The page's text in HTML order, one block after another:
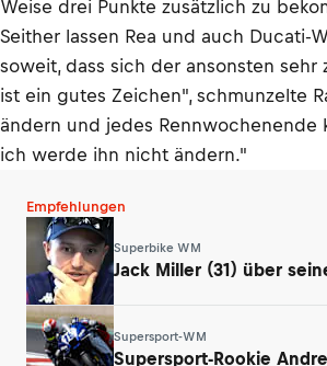
Weise drei Punkte zusätzlich zu
Seither lassen Rea und auch Ducati-
soweit, dass sich der ansonsten
ist ein gutes Zeichen", schmunzelte
ändern und jedes Rennwochenende
ich werde ihn nicht ändern."
Empfehlungen
Superbike WM
Jack Miller (31) über
Supersport-WM
Supersport-Rookie